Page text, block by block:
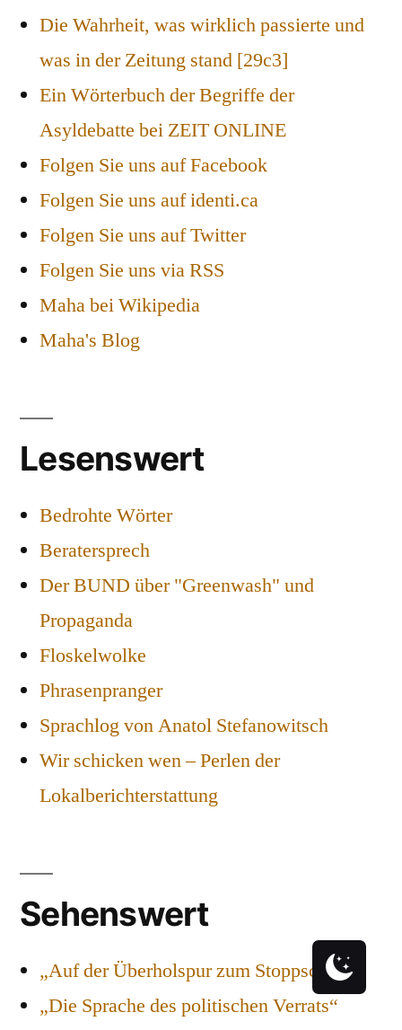
Die Wahrheit, was wirklich passierte und
was in der Zeitung stand [29c3]
Ein Wörterbuch der Begriffe der
Asyldebatte bei ZEIT ONLINE
Folgen Sie uns auf Facebook
Folgen Sie uns auf identi.ca
Folgen Sie uns auf Twitter
Folgen Sie uns via RSS
Maha bei Wikipedia
Maha's Blog
Lesenswert
Bedrohte Wörter
Beratersprech
Der BUND über "Greenwash" und
Propaganda
Floskelwolke
Phrasenpranger
Sprachlog von Anatol Stefanowitsch
Wir schicken wen – Perlen der
Lokalberichterstattung
Sehenswert
„Auf der Überholspur zum Stoppschild“
„Die Sprache des politischen Verrats“